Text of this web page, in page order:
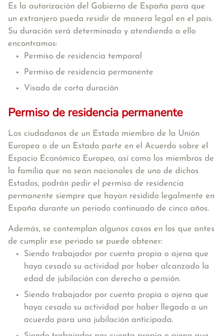
Es la autorización del Gobierno de España para que
un extranjero pueda residir de manera legal en el país.
Su duración será determinada y atendiendo a ello
encontramos:
Permiso de residencia temporal
Permiso de residencia permanente
Visado de corta duración
Permiso de residencia permanente
Los ciudadanos de un Estado miembro de la Unión
Europea o de un Estado parte en el Acuerdo sobre el
Espacio Económico Europeo, así como los miembros de
la familia que no sean nacionales de uno de dichos
Estados, podrán pedir el permiso de residencia
permanente siempre que hayan residido legalmente en
España durante un período continuado de cinco años.
Además, se contemplan algunos casos en los que antes
de cumplir ese periodo se puede obtener:
Siendo trabajador por cuenta propia o ajena que
haya cesado su actividad por haber alcanzado la
edad de jubilación con derecho a pensión.
Siendo trabajador por cuenta propia o ajena que
haya cesado su actividad por haber llegado a un
acuerdo para una jubilación anticipada.